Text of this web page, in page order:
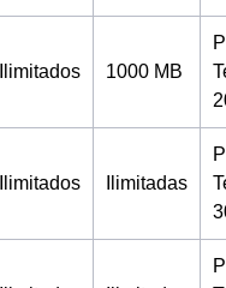
Ilimitados 1000 MB
Ilimitados Ilimitadas